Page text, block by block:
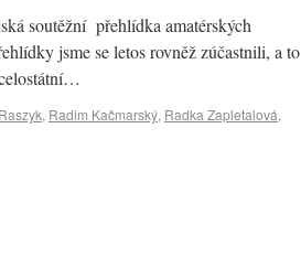
soutěžní přehlídka amatérských
jsme se letos rovněž zúčastnili, a to
, Radim Kačmarský, Radka Zapletalová,